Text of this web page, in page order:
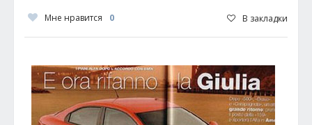
Мне нравится 0 В закладки